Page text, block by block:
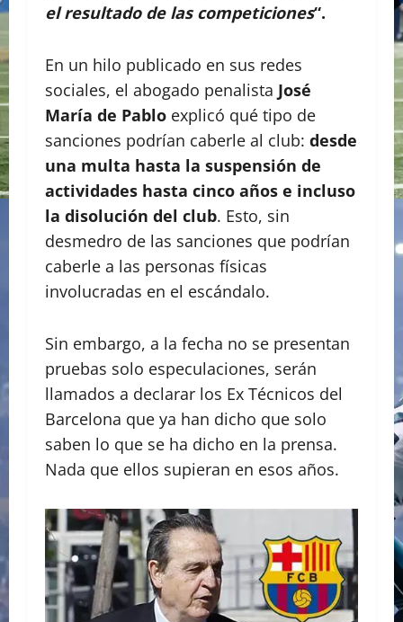
el resultado de las competiciones“.
En un hilo publicado en sus redes
sociales, el abogado penalista José
María de Pablo explicó qué tipo de
sanciones podrían caberle al club: desde
una multa hasta la suspensión de
actividades hasta cinco años e incluso
la disolución del club. Esto, sin
desmedro de las sanciones que podrían
caberle a las personas físicas
involucradas en el escándalo.
Sin embargo, a la fecha no se presentan
pruebas solo especulaciones, serán
llamados a declarar los Ex Técnicos del
Barcelona que ya han dicho que solo
saben lo que se ha dicho en la prensa.
Nada que ellos supieran en esos años.